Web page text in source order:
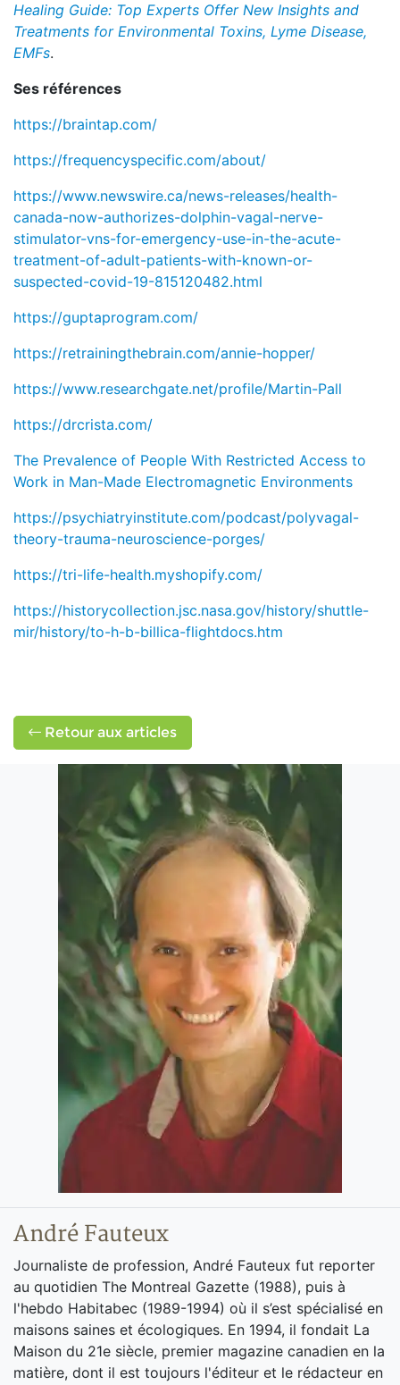
Healing Guide: Top Experts Offer New Insights and
Treatments for Environmental Toxins, Lyme Disease,
EMFs.
Ses références
https://braintap.com/
https://frequencyspecific.com/about/
https://www.newswire.ca/news-releases/health-
canada-now-authorizes-dolphin-vagal-nerve-
stimulator-vns-for-emergency-use-in-the-acute-
treatment-of-adult-patients-with-known-or-
suspected-covid-19-815120482.html
https://guptaprogram.com/
https://retrainingthebrain.com/annie-hopper/
https://www.researchgate.net/profile/Martin-Pall
https://drcrista.com/
The Prevalence of People With Restricted Access to
Work in Man-Made Electromagnetic Environments
https://psychiatryinstitute.com/podcast/polyvagal-
theory-trauma-neuroscience-porges/
https://tri-life-health.myshopify.com/
https://historycollection.jsc.nasa.gov/history/shuttle-
mir/history/to-h-b-billica-flightdocs.htm
Retour aux articles
André Fauteux
Journaliste de profession, André Fauteux fut reporter
au quotidien The Montreal Gazette (1988), puis à
l'hebdo Habitabec (1989-1994) où il s’est spécialisé en
maisons saines et écologiques. En 1994, il fondait La
Maison du 21e siècle, premier magazine canadien en la
matière, dont il est toujours l'éditeur et le rédacteur en